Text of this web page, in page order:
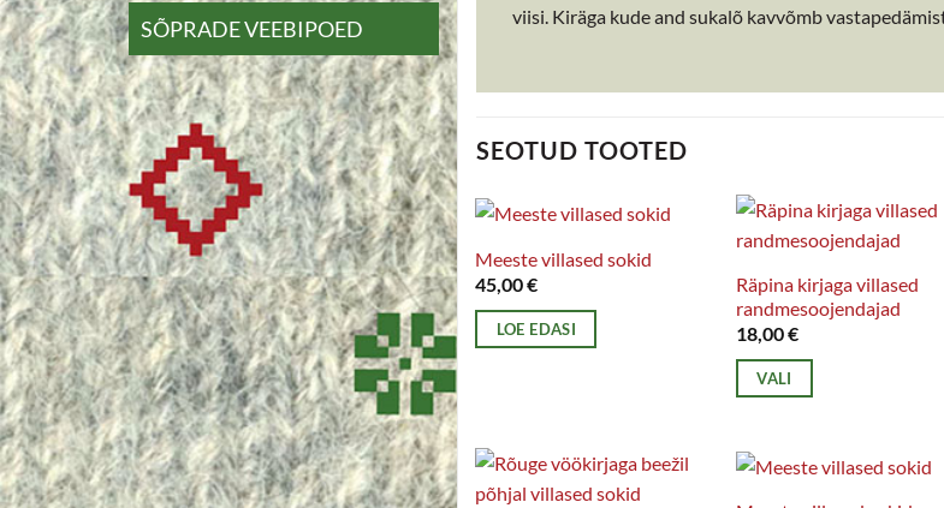
SÕPRADE VEEBIPOED
viisi. Kiräga kude and sukalõ kavvõmb
SEOTUD TOOTED
Meeste villased sokid
45,00€
LOE EDASI
Räpina kirjaga villased
randmesoojendajad
18,00€
VALI
on
mitu